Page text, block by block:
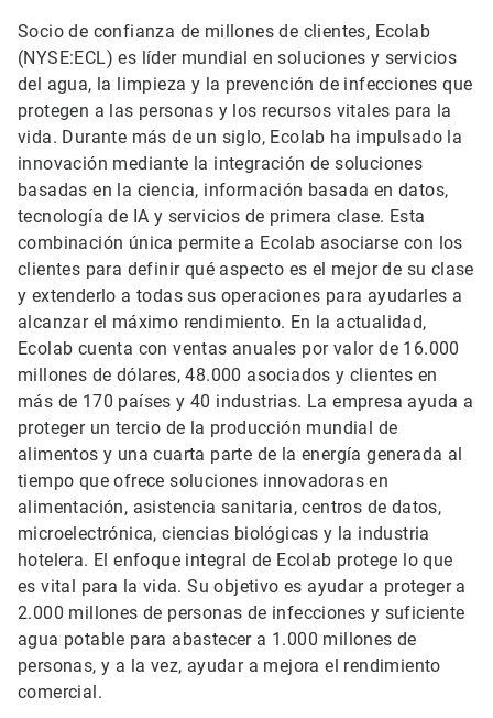
Socio de confianza de millones de clientes, Ecolab
(NYSE:ECL) es líder mundial en soluciones y servicios
del agua, la limpieza y la prevención de infecciones que
protegen a las personas y los recursos vitales para la
vida. Durante más de un siglo, Ecolab ha impulsado la
innovación mediante la integración de soluciones
basadas en la ciencia, información basada en datos,
tecnología de IA y servicios de primera clase. Esta
combinación única permite a Ecolab asociarse con los
clientes para definir qué aspecto es el mejor de su clase
y extenderlo a todas sus operaciones para ayudarles a
alcanzar el máximo rendimiento. En la actualidad,
Ecolab cuenta con ventas anuales por valor de 16.000
millones de dólares, 48.000 asociados y clientes en
más de 170 países y 40 industrias. La empresa ayuda a
proteger un tercio de la producción mundial de
alimentos y una cuarta parte de la energía generada al
tiempo que ofrece soluciones innovadoras en
alimentación, asistencia sanitaria, centros de datos,
microelectrónica, ciencias biológicas y la industria
hotelera. El enfoque integral de Ecolab protege lo que
es vital para la vida. Su objetivo es ayudar a proteger a
2.000 millones de personas de infecciones y suficiente
agua potable para abastecer a 1.000 millones de
personas, y a la vez, ayudar a mejora el rendimiento
comercial.